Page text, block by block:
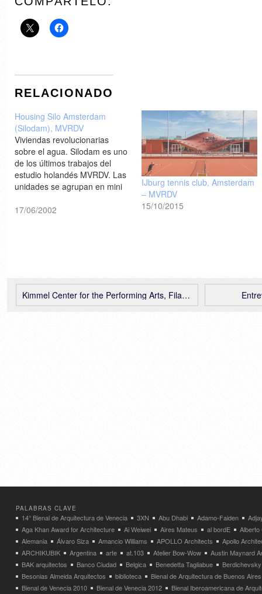
RELACIONADO
Housing Silo Amsterdam
(Silodam), MVRDV
Viviendas revolucionarias
sobre el agua. Silodam es uno
de los últimos trabajos del
estudio holandés MVRDV. Las
unidades se agrupan en mini
diferentes.[Clarín
17/06/2002
IJburg tennis club, Amsterdam
– MVRDV
15/10/2015
Kimmel Center for the Performing Arts, Filadelfia (USA), Rafael Viñoly
PALABRAS CLAVE
14° Bienal de Arquitectura de Venecia 3XN Abu Dhabi Adamo-Faiden
Aga Khan Award for Architecture
Ai Weiwei Aires Mateus al bordE
Alberto
Alemania
Álvaro Siza Amancio Williams APOLLO Architects
Apollo
ARCHIKUBIK
Argentina arte at.103 Atelier Bow-Wow
Austin Maynard
BAK arquitectos
Banco Ciudad Belgica Benedetta Tagliabue
Besonias Almeida Arquitectos
biblioteca
Bienal de Arquitectura de Buenos Aires
Bienal de Venecia 2010
Bienal de Venecia 2012
Bienal Iberoamericana de